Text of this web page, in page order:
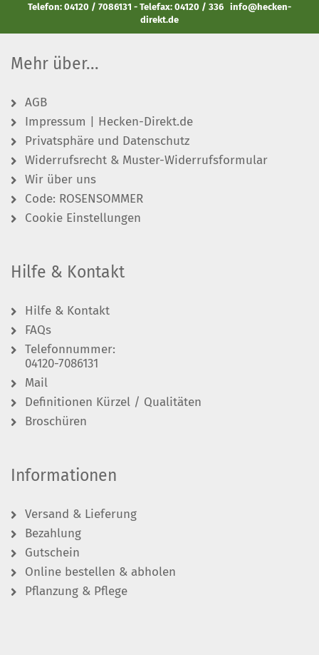
Telefon: 04120 / 7086131 - Telefax: 04120 / 336 info@hecken-
direkt.de
Mehr über...
AGB
Impressum | Hecken-Direkt.de
Privatsphäre und Datenschutz
Widerrufsrecht & Muster-Widerrufsformular
Wir über uns
Code: ROSENSOMMER
Cookie Einstellungen
Hilfe & Kontakt
Hilfe & Kontakt
FAQs
Telefonnummer:
04120-7086131
Mail
Definitionen Kürzel / Qualitäten
Broschüren
Informationen
Versand & Lieferung
Bezahlung
Gutschein
Online bestellen & abholen
Pflanzung & Pflege